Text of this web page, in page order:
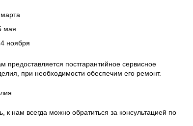
мая
ноября
постгарантийное сервисное
при необходимости обеспечим его ремонт.
к нам всегда можно обратиться за консультацией по